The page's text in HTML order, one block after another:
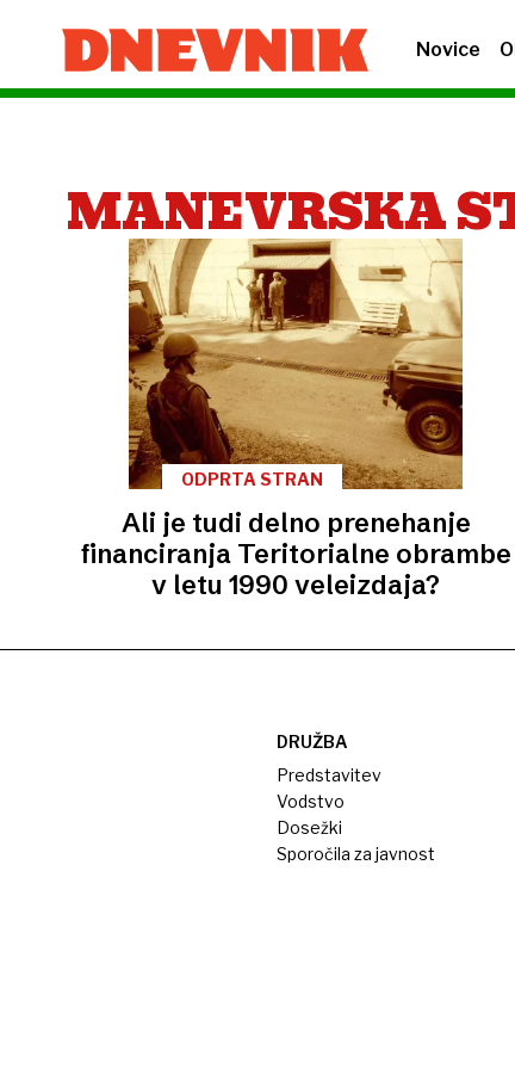
Novice
MANEVRSKA
ODPRTA STRAN
Ali je tudi delno prenehanje
financiranja Teritorialne obrambe
v letu 1990 veleizdaja?
DRUŽBA
Predstavitev
Vodstvo
Dosežki
Sporočila za javnost